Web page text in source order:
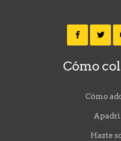
Cómo
Cómo
Hazte